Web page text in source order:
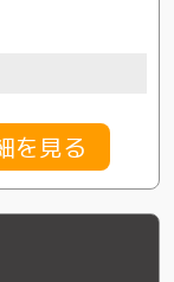
を見る